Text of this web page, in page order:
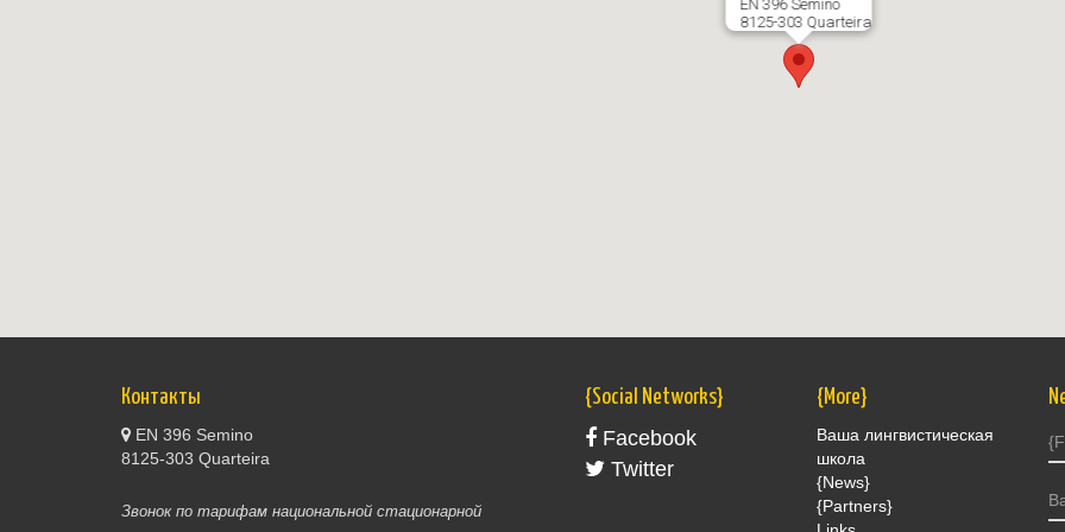
EN 396 Semino
8125-303 Quarteira
Контакты
EN 396 Semino
8125-303 Quarteira
Звонок по тарифам национальной стационарной
{Social Networks}
Facebook
Twitter
{More}
Ваша лингвистическая
школа
{News}
{Partners}